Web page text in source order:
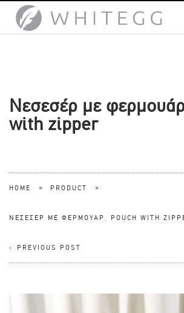
Νεσεσέρ με
with zipper
HOME » PRODUCT »
ΝΕΣΕΣΈΡ ΜΕ ΦΕΡΜΟΥΆΡ, POUCH WITH
PREVIOUS POST